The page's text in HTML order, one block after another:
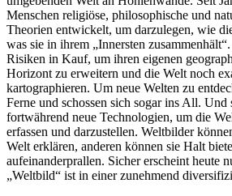
Menschen religiöse, philosophische und
Theorien entwickelt, um darzulegen, wie
was sie in ihrem „Innersten
Risiken in Kauf, um ihren eigenen
Horizont zu erweitern und die Welt noch
kartographieren. Um neue Welten zu
Ferne und schossen sich sogar ins All. Und
fortwährend neue Technologien, um die
erfassen und darzustellen. Weltbilder
Welt erklären, anderen können sie Halt
aufeinanderprallen. Sicher erscheint heute
„Weltbild“ ist in einer zunehmend